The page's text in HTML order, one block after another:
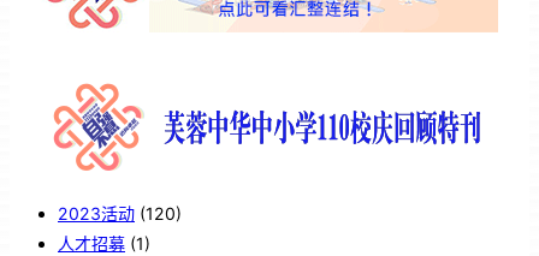
2023活动 (120)
人才招募 (1)